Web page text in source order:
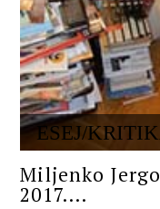
ESEJ/
Miljenko
2017....